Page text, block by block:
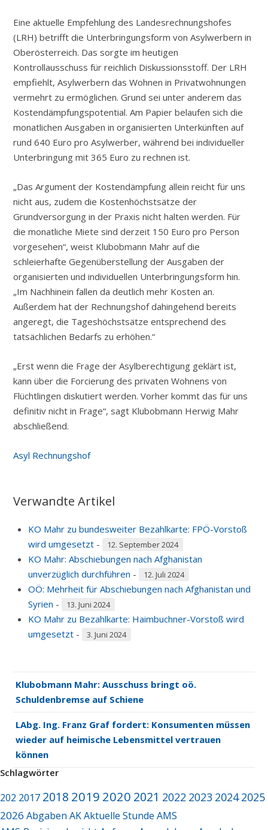
Eine aktuelle Empfehlung des Landesrechnungshofes
(LRH) betrifft die Unterbringungsform von Asylwerbern in
Oberösterreich. Das sorgte im heutigen
Kontrollausschuss für reichlich Diskussionsstoff. Der LRH
empfiehlt, Asylwerbern das Wohnen in Privatwohnungen
vermehrt zu ermöglichen. Grund sei unter anderem das
Kostendämpfungspotential. Am Papier belaufen sich die
monatlichen Ausgaben in organisierten Unterkünften auf
rund 640 Euro pro Asylwerber, während bei individueller
Unterbringung mit 365 Euro zu rechnen ist.
„Das Argument der Kostendämpfung allein reicht für uns
nicht aus, zudem die Kostenhöchstsätze der
Grundversorgung in der Praxis nicht halten werden. Für
die monatliche Miete sind derzeit 150 Euro pro Person
vorgesehen“, weist Klubobmann Mahr auf die
schleierhafte Gegenüberstellung der Ausgaben der
organisierten und individuellen Unterbringungsform hin.
„Im Nachhinein fallen da deutlich mehr Kosten an.
Außerdem hat der Rechnungshof dahingehend bereits
angeregt, die Tageshöchstsätze entsprechend des
tatsächlichen Bedarfs zu erhöhen.“
„Erst wenn die Frage der Asylberechtigung geklärt ist,
kann über die Forcierung des privaten Wohnens von
Flüchtlingen diskutiert werden. Vorher kommt das für uns
definitiv nicht in Frage“, sagt Klubobmann Herwig Mahr
abschließend.
Asyl Rechnungshof
Verwandte Artikel
KO Mahr zu bundesweiter Bezahlkarte: FPÖ-Vorstoß
wird umgesetzt - 12. September 2024
KO Mahr: Abschiebungen nach Afghanistan
unverzüglich durchführen - 12. Juli 2024
OÖ: Mehrheit für Abschiebungen nach Afghanistan und
Syrien - 13. Juni 2024
KO Mahr zu Bezahlkarte: Haimbuchner-Vorstoß wird
umgesetzt - 3. Juni 2024
Klubobmann Mahr: Ausschuss bringt oö.
Schuldenbremse auf Schiene
LAbg. Ing. Franz Graf fordert: Konsumenten müssen
wieder auf heimische Lebensmittel vertrauen
können
Schlagwörter
202 2017 2018 2019 2020 2021 2022 2023 2024 2025
2026 Abgaben AKAktuelle Stunde AMS